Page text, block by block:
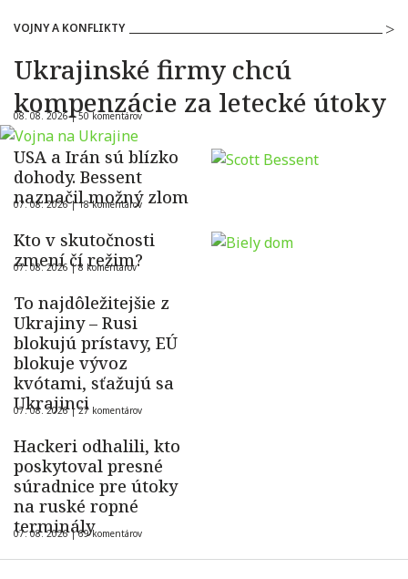
VOJNY A KONFLIKTY
Ukrajinské firmy chcú
kompenzácie za letecké útoky
08. 08. 2026 |50 komentárov
USA a Irán sú blízko
dohody. Bessent
naznačil možný zlom
07. 08. 2026 |18 komentárov
Kto v skutočnosti
zmení čí režim?
07. 08. 2026 |8 komentárov
To najdôležitejšie z
Ukrajiny – Rusi
blokujú prístavy, EÚ
blokuje vývoz
kvótami, sťažujú sa
Ukrajinci
07. 08. 2026 |27 komentárov
Hackeri odhalili, kto
poskytoval presné
súradnice pre útoky
na ruské ropné
terminály
07. 08. 2026 |69 komentárov